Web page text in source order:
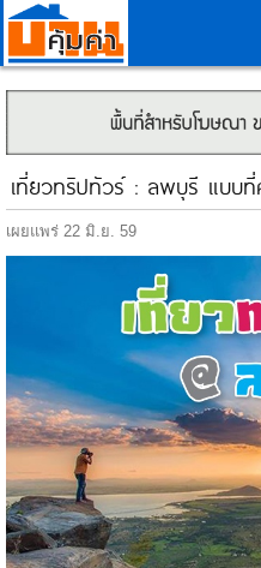
เที่ยวทริปทัวร์ : ลพบุรี แบบที่
เผยแพร่ 22 มิ.ย. 59